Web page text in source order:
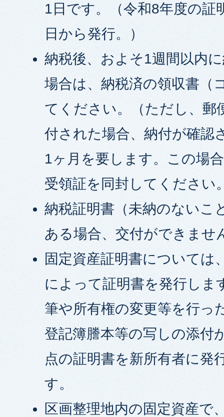
1日です。（令和8年度の証
日から発行。）
納税後、およそ1週間以内
場合は、納税済の領収書（
てください。（ただし、郵
付された場合、納付が確認
1ヶ月を要します。この場
受領証を同封してください
納税証明書（未納のないこ
ある場合、交付ができませ
固定資産証明書については
によって証明書を発行しま
筆や所有権の変更等を行っ
登記簿謄本等の写しの添付
点の証明書を新所有者に発
す。
区画整理地内の固定資産で